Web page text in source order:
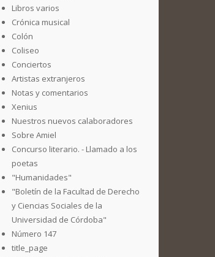
Libros varios
Crónica musical
Colón
Coliseo
Conciertos
Artistas extranjeros
Notas y comentarios
Xenius
Nuestros nuevos calaboradores
Sobre Amiel
Concurso literario. - Llamado a los
poetas
"Humanidades"
"Boletín de la Facultad de Derecho
y Ciencias Sociales de la
Universidad de Córdoba"
Número 147
title_page